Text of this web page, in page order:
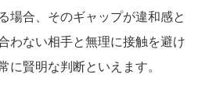
場合、そのギャップが違和感と
わない相手と無理に接触を避け
に賢明な判断といえます。